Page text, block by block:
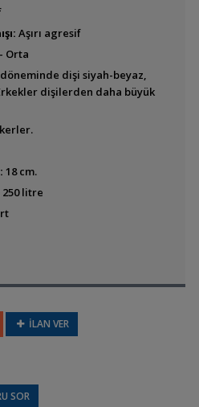
Amphilophus alfari
(Pastel Cichlid)
altifrons
amarillo
Cichlid)
citrinellus
Aşırı agresif
Orta
dişi siyah-beyaz,
dişilerden daha büyük
18 cm.
250 litre
İLAN VER
SOR